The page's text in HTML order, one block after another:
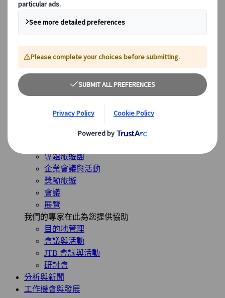
日本
美國
我們的解決方案
我們的解決方案
探索我們多樣化的解決方案，並認識我們的專業業務單
專題旅遊團
企業會議與活動
獎勵旅遊
會議
展覽
我們的專家在此為您提供協助
目的地管理
會議與活動
JTB 會議與活動
研討會
分析與新聞
工作機會與發展